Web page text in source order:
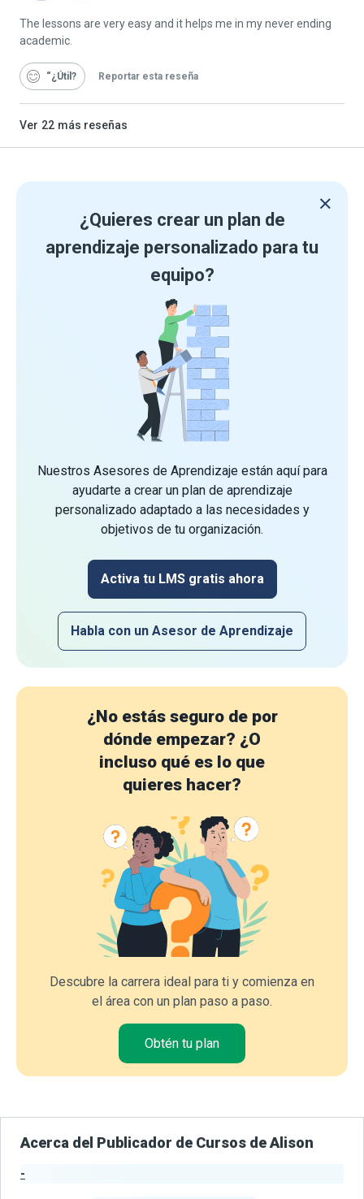
Alison
The lessons are very easy and it helps me in my never ending
academic.
“¿Útil Reportar esta reseña
Ver 22 más reseñas
¿Quieres crear un plan de
aprendizaje personalizado para tu
equipo?
Nuestros Asesores de Aprendizaje están aquí para
ayudarte a crear un plan de aprendizaje
personalizado adaptado a las necesidades y
objetivos de tu organización.
Activa tu LMS gratis ahora
Habla con un Asesor de Aprendizaje
¿No estás seguro de por
dónde empezar? ¿O
incluso qué es lo que
quieres hacer?
Descubre la carrera ideal para ti y comienza en
el área con un plan paso a paso.
Obtén tu plan
Acerca del Publicador de Cursos de Alison
-